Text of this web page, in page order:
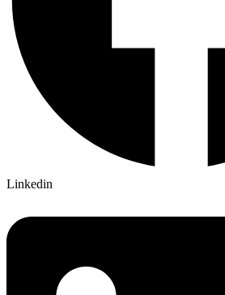
Linkedin